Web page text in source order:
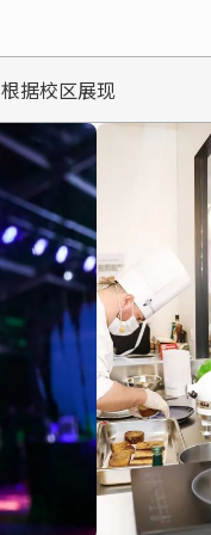
根据校区展现